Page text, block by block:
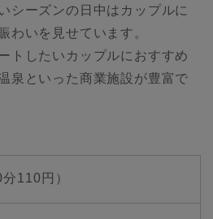
シーズンの日中はカップルに
わいを見せています。
トしたいカップルにおすすめ
泉といった商業施設が豊富で
110円）